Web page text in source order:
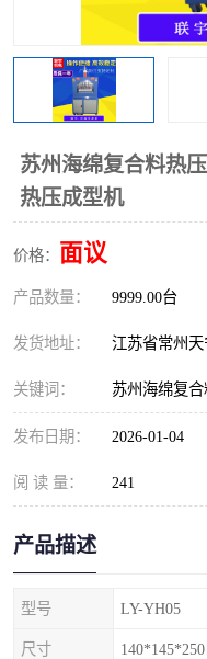
苏州海绵复合料热
热压成型机
价格： 面议
产品数量： 9999.00台
发货地址： 江苏省常州天
关键词： 苏州海绵复
发布日期： 2026-01-04
阅 读 量： 241
产品描述
型号 LY-YH05
尺寸 140*145*250